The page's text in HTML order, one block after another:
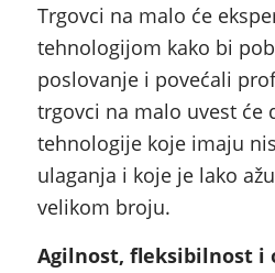
Trgovci na malo će
tehnologijom kako bi
poslovanje i povećali
trgovci na malo uvest će
tehnologije koje imaju
ulaganja i koje je lako
velikom broju.
Agilnost, fleksibilnost i